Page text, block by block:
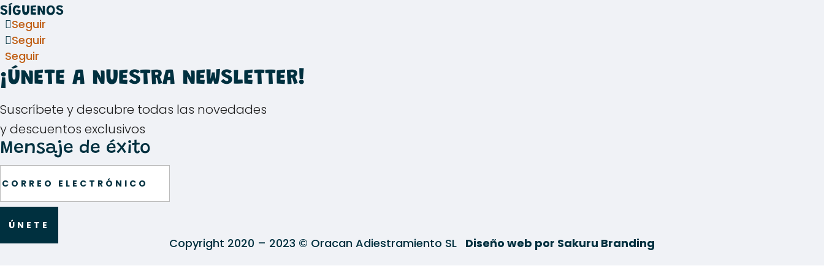
SÍGUENOS
Seguir
Seguir
Seguir
¡ÚNETE A NUESTRA NEWSLETTER!
Suscríbete y descubre todas las novedades
y descuentos exclusivos
Mensaje de éxito
ÚNETE
Copyright 2020 – 2023 © Oracan Adiestramiento SL Diseño web por Sakuru Branding